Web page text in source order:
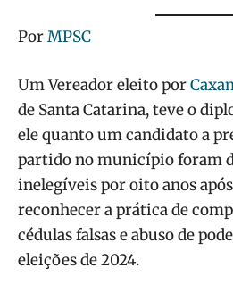
PorMPSC
Um Vereador eleito por
de Santa Catarina, teve o
ele quanto um candidato a
partido no município foram
inelegíveis por oito anos
reconhecer a prática de
cédulas falsas e abuso de
eleições de 2024.